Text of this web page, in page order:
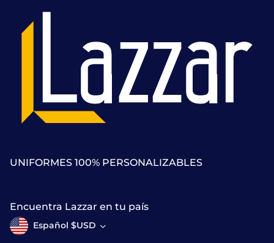
UNIFORMES 100% PERSONALIZABLES
Encuentra Lazzar en tu país
Español $USD